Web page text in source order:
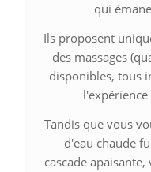
qui
Ils proposent
des massages
disponibles, tous
Tandis que vous
d'eau chaude
cascade